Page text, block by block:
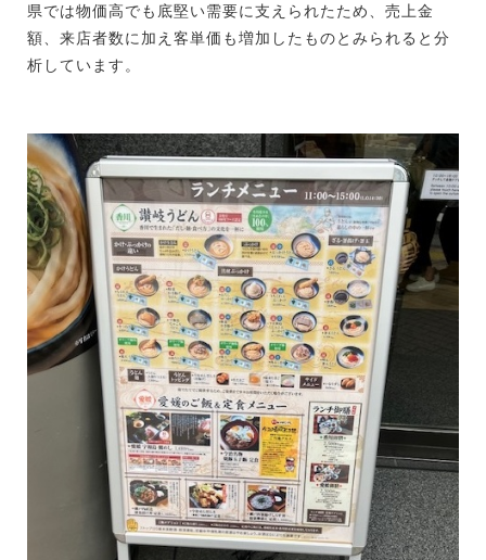
県では物価高でも底堅い需要に支えられたため、売上金
額、来店者数に加え客単価も増加したものとみられると分
析しています。